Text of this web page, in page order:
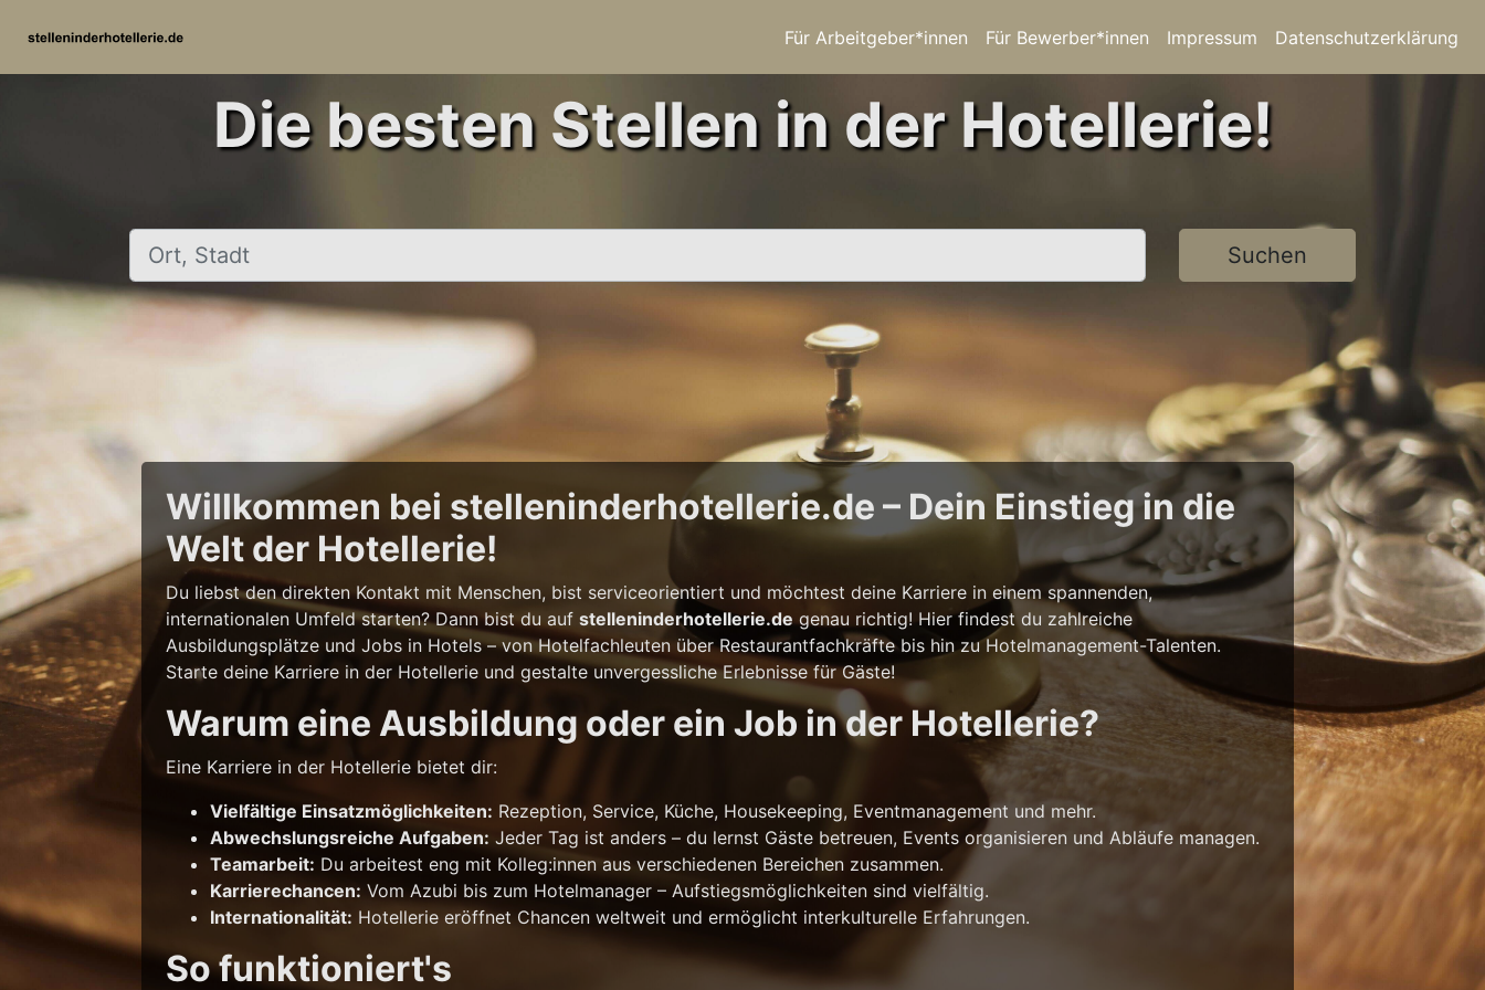
Für Arbeitgeber*innen Für Bewerber*innen Impressum Datenschutzerklärung
Die besten Stellen in der Hotellerie!
Ort, Stadt Suchen
Willkommen bei stelleninderhotellerie.de – Dein Einstieg in die
Welt der Hotellerie!
Du liebst den direkten Kontakt mit Menschen, bist serviceorientiert und möchtest deine Karriere in einem spannenden,
internationalen Umfeld starten? Dann bist du aufstelleninderhotellerie.degenau richtig! Hier findest du zahlreiche
Ausbildungsplätze und Jobs in Hotels – von Hotelfachleuten über Restaurantfachkräfte bis hin zu Hotelmanagement-Talenten.
Starte deine Karriere in der Hotellerie und gestalte unvergessliche Erlebnisse für Gäste!
Warum eine Ausbildung oder ein Job in der Hotellerie?
Eine Karriere in der Hotellerie bietet dir:
Vielfältige Einsatzmöglichkeiten: Rezeption, Service, Küche, Housekeeping, Eventmanagement und mehr.
Abwechslungsreiche Aufgaben: Jeder Tag ist anders – du lernst Gäste betreuen, Events organisieren und Abläufe managen.
Teamarbeit: Du arbeitest eng mit Kolleg:innen aus verschiedenen Bereichen zusammen.
Karrierechancen: Vom Azubi bis zum Hotelmanager – Aufstiegsmöglichkeiten sind vielfältig.
Internationalität: Hotellerie eröffnet Chancen weltweit und ermöglicht interkulturelle Erfahrungen.
So funktioniert's